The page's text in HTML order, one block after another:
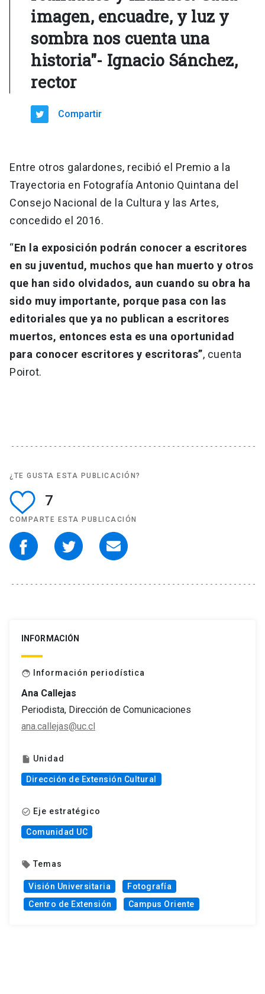
imagen, encuadre, y luz y
sombra nos cuenta una
historia"- Ignacio Sánchez,
rector
Compartir
Entre otros galardones, recibió el Premio a la
Trayectoria en Fotografía Antonio Quintana del
Consejo Nacional de la Cultura y las Artes,
concedido el 2016.
“En la exposición podrán conocer a escritores
en su juventud, muchos que han muerto y otros
que han sido olvidados, aun cuando su obra ha
sido muy importante, porque pasa con las
editoriales que ya no publican a escritores
muertos, entonces esta es una oportunidad
para conocer escritores y escritoras”, cuenta
Poirot.
¿TE GUSTA ESTA PUBLICACIÓN?
7
COMPARTE ESTA PUBLICACIÓN
INFORMACIÓN
face Información periodística
Ana Callejas
Periodista, Dirección de Comunicaciones
ana.callejas@uc.cl
insert_drive_file Unidad
Dirección de Extensión Cultural
check_circle_outline Eje estratégico
Comunidad UC
local_offer Temas
Visión Universitaria
Fotografía
Centro de Extensión
Campus Oriente